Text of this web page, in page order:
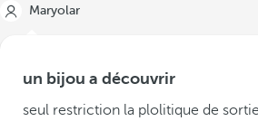
Maryolar
un bijou a découvrir
seul restriction la plolitique de